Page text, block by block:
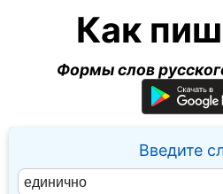
Как
Формы слов
Введите